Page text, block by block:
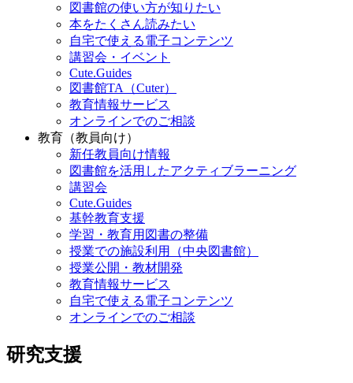
図書館の使い方が知りたい
本をたくさん読みたい
自宅で使える電子コンテンツ
講習会・イベント
Cute.Guides
図書館TA（Cuter）
教育情報サービス
オンラインでのご相談
教育（教員向け）
新任教員向け情報
図書館を活用したアクティブラーニング
講習会
Cute.Guides
基幹教育支援
学習・教育用図書の整備
授業での施設利用（中央図書館）
授業公開・教材開発
教育情報サービス
自宅で使える電子コンテンツ
オンラインでのご相談
研究支援